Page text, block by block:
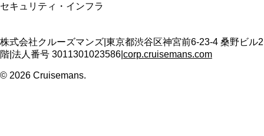
セキュリティ・インフラ
株式会社クルーズマンズ 東京都渋谷区神宮前6-23-4 桑野ビル2
階 法人番号 3011301023586 corp.cruisemans.com
© 2026 Cruisemans.